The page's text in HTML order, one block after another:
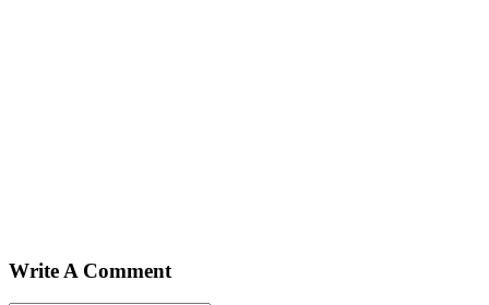
Write A Comment